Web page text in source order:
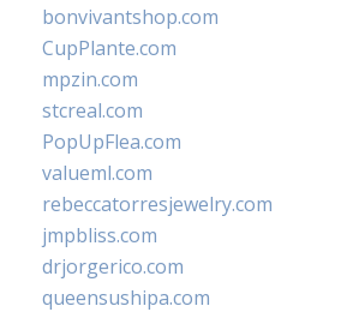
bonvivantshop.com
CupPlante.com
mpzin.com
stcreal.com
PopUpFlea.com
valueml.com
rebeccatorresjewelry.com
jmpbliss.com
drjorgerico.com
queensushipa.com